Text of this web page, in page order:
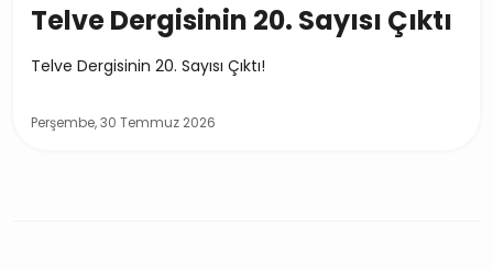
Telve Dergisinin 20. Sayısı Çıktı
Telve Dergisinin 20. Sayısı Çıktı!
Perşembe, 30 Temmuz 2026